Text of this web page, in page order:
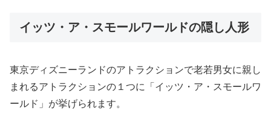
イッツ・ア・スモールワールドの隠し人形
東京ディズニーランドのアトラクションで老若男女に親し
まれるアトラクションの１つに「イッツ・ア・スモールワ
ールド」が挙げられます。